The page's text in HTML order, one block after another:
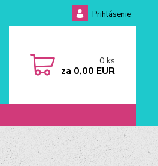
Prihlásenie
0ks
za 0,00 EUR